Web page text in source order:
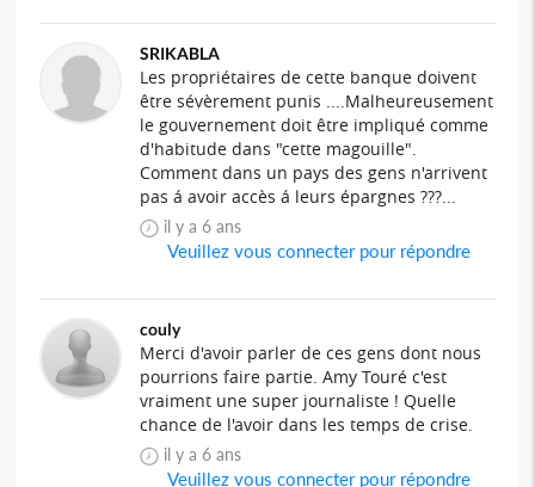
SRIKABLA
Les propriétaires de cette banque doivent
être sévèrement punis ....Malheureusement
le gouvernement doit être impliqué comme
d'habitude dans "cette magouille".
Comment dans un pays des gens n'arrivent
pas á avoir accès á leurs épargnes ???...
il y a 6 ans
Veuillez vous connecter pour répondre
couly
Merci d'avoir parler de ces gens dont nous
pourrions faire partie. Amy Touré c'est
vraiment une super journaliste ! Quelle
chance de l'avoir dans les temps de crise.
il y a 6 ans
Veuillez vous connecter pour répondre